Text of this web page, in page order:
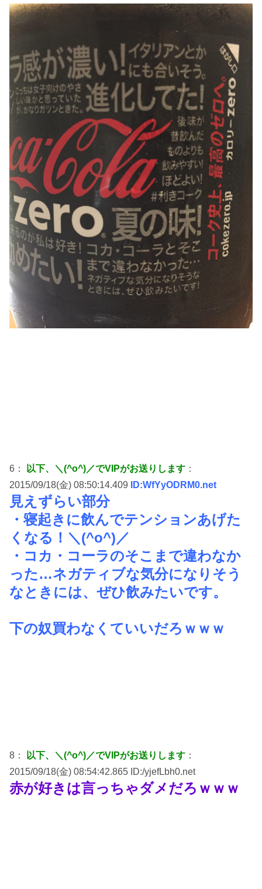
6： 以下、＼(^o^)／でVIPがお送りします ：
2015/09/18(金) 08:50:14.409
ID:WfYyODRM0.net
見えずらい部分
・寝起きに飲んでテンションあげた
くなる！＼(^o^)／
・コカ・コーラのそこまで違わなか
った…ネガティブな気分になりそう
なときには、ぜひ飲みたいです。
下の奴買わなくていいだろｗｗｗ
8： 以下、＼(^o^)／でVIPがお送りします ：
2015/09/18(金) 08:54:42.865 ID:/yjefLbh0.net
赤が好きは言っちゃダメだろｗｗｗ